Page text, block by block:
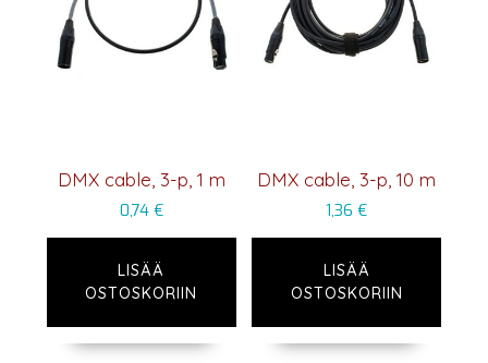
DMX cable, 3-p, 1 m
0,74 €
LISÄÄ
OSTOSKORIIN
DMX cable, 3-p, 10 m
1,36€
LISÄÄ
OSTOSKORIIN